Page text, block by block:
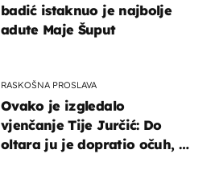
badić istaknuo je najbolje
adute Maje Šuput
RASKOŠNA PROSLAVA
Ovako je izgledalo
vjenčanje Tije Jurčić: Do
oltara ju je dopratio očuh, a